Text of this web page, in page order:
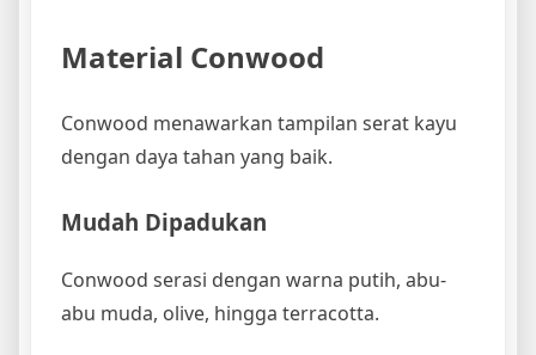
Material Conwood
Conwood menawarkan tampilan serat kayu
dengan daya tahan yang baik.
Mudah Dipadukan
Conwood serasi dengan warna putih, abu-
abu muda, olive, hingga terracotta.